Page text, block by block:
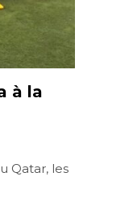
à la
Qatar, les